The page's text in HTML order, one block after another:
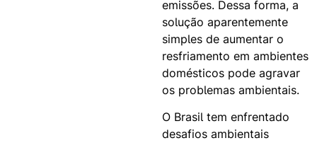
emissões. Dessa forma, a
solução aparentemente
simples de aumentar o
resfriamento em ambientes
domésticos pode agravar
os problemas ambientais.
O Brasil tem enfrentado
desafios ambientais